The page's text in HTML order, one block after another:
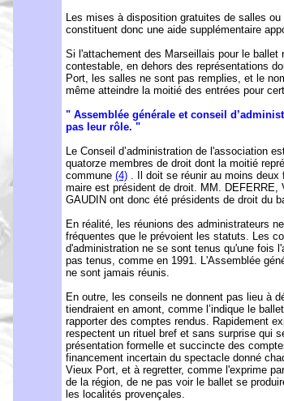
Les mises à disposition gratuites de salles ou
constituent donc une aide supplémentaire
Si l'attachement des Marseillais pour le ballet
contestable, en dehors des représentations
Port, les salles ne sont pas remplies, et le
même atteindre la moitié des entrées pour
" Assemblée générale et conseil
pas leur rôle. "
Le Conseil d’administration de l'association
quatorze membres de droit dont la moitié
commune (4) . Il doit se réunir au moins deux
maire est président de droit. MM. DEFERRE,
GAUDIN ont donc été présidents de droit du
En réalité, les réunions des administrateurs
fréquentes que le prévoient les statuts. Les
d'administration ne se sont tenus qu'une fois
pas tenus, comme en 1991. L'Assemblée
ne sont jamais réunis.
En outre, les conseils ne donnent pas lieu à
tiendraient en amont, comme l’indique le
rapporter des comptes rendus. Rapidement
respectent un rituel bref et sans surprise qui
présentation formelle et succincte des
financement incertain du spectacle donné
Vieux Port, et à regretter, comme l'exprime
de la région, de ne pas voir le ballet se
les localités provençales.